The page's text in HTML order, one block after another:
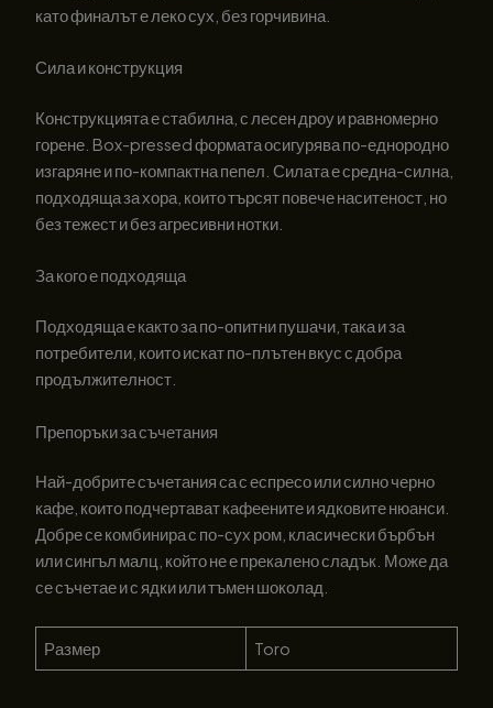
като финалът е леко сух, без горчивина.
Сила и конструкция
Конструкцията е стабилна, с лесен дроу и равномерно
горене. Box-pressed формата осигурява по-еднородно
изгаряне и по-компактна пепел. Силата е средна-силна,
подходяща за хора, които търсят повече наситеност, но
без тежест и без агресивни нотки.
За кого е подходяща
Подходяща е както за по-опитни пушачи, така и за
потребители, които искат по-плътен вкус с добра
продължителност.
Препоръки за съчетания
Най-добрите съчетания са с еспресо или силно черно
кафе, които подчертават кафеените и ядковите нюанси.
Добре се комбинира с по-сух ром, класически бърбън
или сингъл малц, който не е прекалено сладък. Може да
се съчетае и с ядки или тъмен шоколад.
Размер Toro